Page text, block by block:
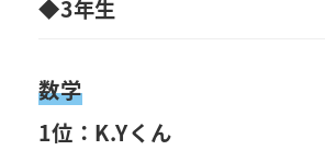
◆3年生
数学
1位：K.Yくん